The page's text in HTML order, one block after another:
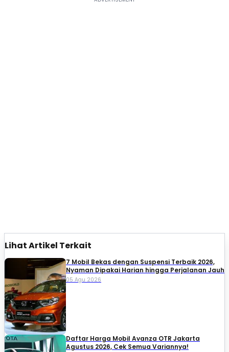
Lihat Artikel Terkait
7 Mobil Bekas dengan Suspensi Terbaik 2026,
Nyaman Dipakai Harian hingga Perjalanan Jauh
05 Agu 2026
Daftar Harga Mobil Avanza OTR Jakarta
Agustus 2026, Cek Semua Variannya!